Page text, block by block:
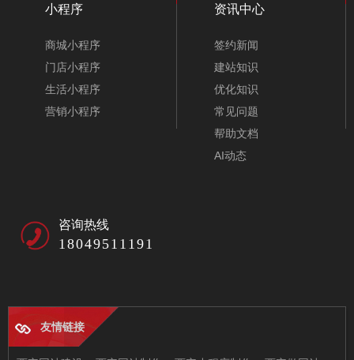
小程序
商城小程序
门店小程序
生活小程序
营销小程序
资讯中心
签约新闻
建站知识
优化知识
常见问题
帮助文档
AI动态
咨询热线
18049511191
友情链接